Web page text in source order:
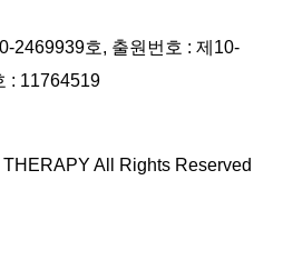
2469939호, 출원번호 : 제10-
: 11764519
THERAPY All Rights Reserved